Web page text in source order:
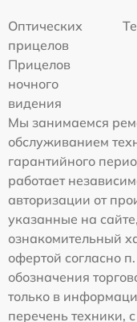
Оптических
прицелов
Прицелов
ночного
видения
Мы занимаемся
обслуживанием
гарантийного
работает
авторизации от
указанные на
ознакомительный
офертой согласно
обозначения
только в
перечень техники,